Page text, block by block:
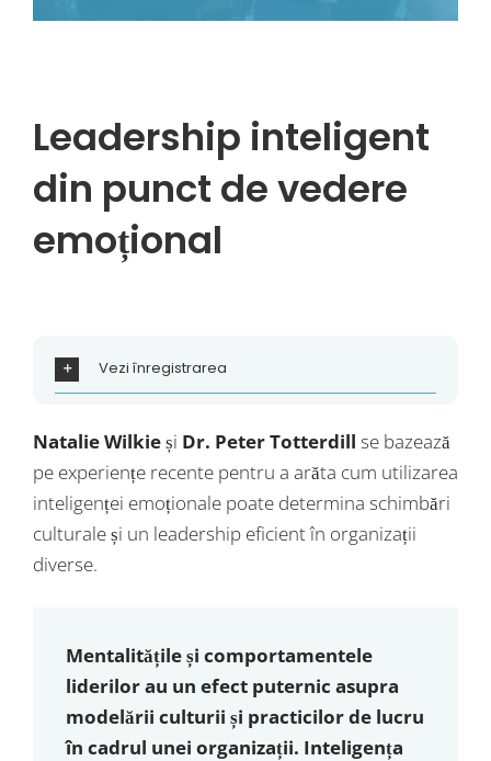
Leadership inteligent
din punct de vedere
emoțional
Vezi înregistrarea
Natalie Wilkieși Dr. Peter Totterdill se bazează
pe experiențe recente pentru a arăta cum utilizarea
inteligenței emoționale poate determina schimbări
culturale și un leadership eficient în organizații
diverse.
Mentalitățile și comportamentele
liderilor au un efect puternic asupra
modelării culturii și practicilor de lucru
în cadrul unei organizații. Inteligența